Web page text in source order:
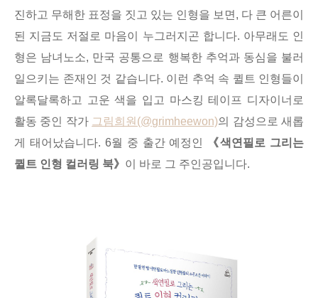
진하고 무해한 표정을 짓고 있는 인형을 보면, 다 큰 어른이
된 지금도 저절로 마음이 누그러지곤 합니다. 아무래도 인
형은 남녀노소, 만국 공통으로 행복한 추억과 동심을 불러
일으키는 존재인 것 같습니다. 이런 추억 속 퀼트 인형들이
알록달록하고 고운 색을 입고 마스킹 테이프 디자이너로
활동 중인 작가 그림희원(@grimheewon)의 감성으로 새롭
게 태어났습니다. 6월 중 출간 예정인
《색연필로 그리는
퀼트 인형 컬러링 북》 이 바로 그 주인공입니다.